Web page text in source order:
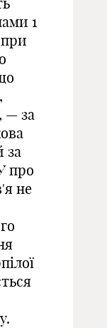
1
— за
за
про
не